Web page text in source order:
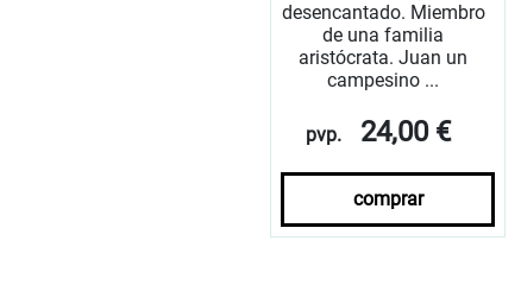
desencantado. Miembro
de una familia
aristócrata. Juan un
campesino ...
pvp. 24,00 €
comprar